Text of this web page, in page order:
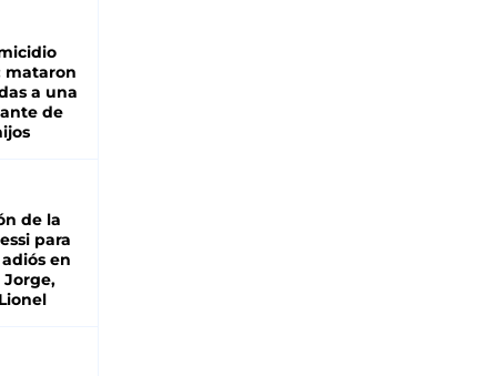
mataron
a una
de
de la
para
en
Jorge,